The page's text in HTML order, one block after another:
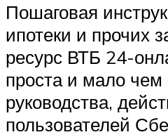
Пошаговая
ипотеки и прочих
ресурс ВТБ 24-
проста и мало чем
руководства,
пользователей